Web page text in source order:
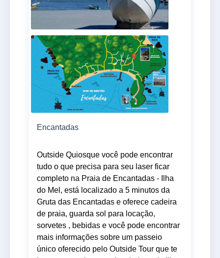
Encantadas
Outside Quiosque você pode encontrar
tudo o que precisa para seu laser ficar
completo na Praia de Encantadas - Ilha
do Mel, está localizado a 5 minutos da
Gruta das Encantadas e oferece cadeira
de praia, guarda sol para locação,
sorvetes , bebidas e você pode encontrar
mais informações sobre um passeio
único oferecido pelo Outside Tour que te